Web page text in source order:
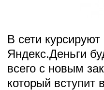
В сети
Яндекс.Деньги
всего с новым
который вступит